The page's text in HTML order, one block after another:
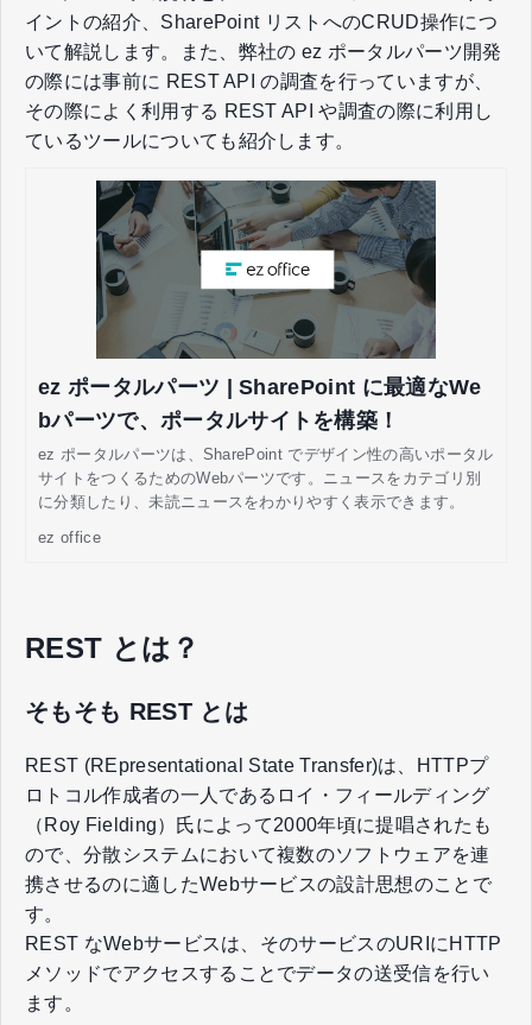
イントの紹介、SharePoint リストへのCRUD操作につ
いて解説します。また、弊社の ez ポータルパーツ開発
の際には事前に REST API の調査を行っていますが、
その際によく利用する REST API や調査の際に利用し
ているツールについても紹介します。
ez ポータルパーツ | SharePoint に最適なWe
bパーツで、ポータルサイトを構築！
ez ポータルパーツは、SharePoint でデザイン性の高いポータル
サイトをつくるためのWebパーツです。ニュースをカテゴリ別
に分類したり、未読ニュースをわかりやすく表示できます。
ez office
REST とは？
そもそも REST とは
REST (REpresentational State Transfer)は、HTTPプ
ロトコル作成者の一人であるロイ・フィールディング
（Roy Fielding）氏によって2000年頃に提唱されたも
ので、分散システムにおいて複数のソフトウェアを連
携させるのに適したWebサービスの設計思想のことで
す。
REST なWebサービスは、そのサービスのURIにHTTP
メソッドでアクセスすることでデータの送受信を行い
ます。